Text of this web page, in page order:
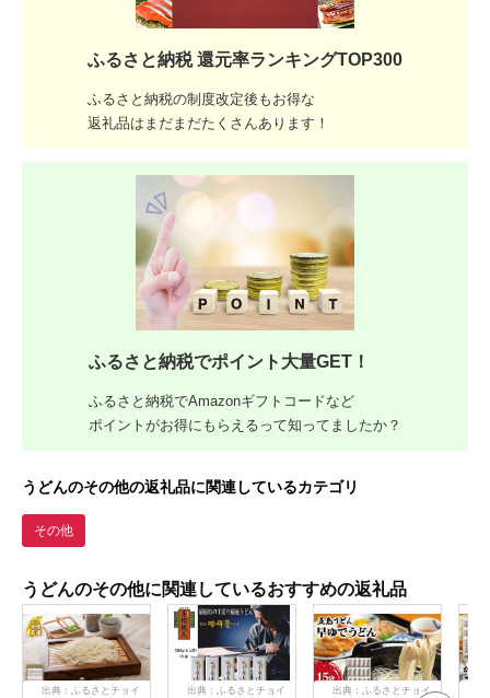
ふるさと納税 還元率ランキングTOP300
ふるさと納税の制度改定後もお得な
返礼品はまだまだたくさんあります！
ふるさと納税でポイント大量GET！
ふるさと納税でAmazonギフトコードなど
ポイントがお得にもらえるって知ってましたか？
うどんのその他の返礼品に関連しているカテゴリ
その他
うどんのその他に関連しているおすすめの返礼品
出典：ふるさとチョイ
出典：ふるさとチョイ
出典：ふるさとチョイ